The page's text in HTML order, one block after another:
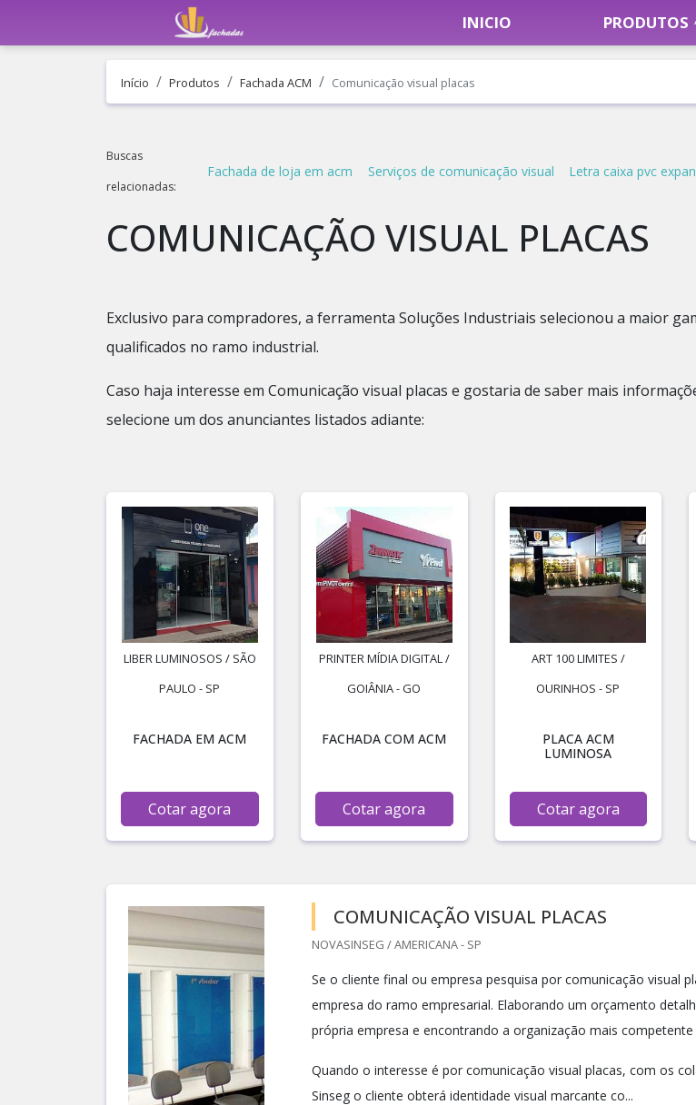
INICIO PRODUTOS
Início Produtos Fachada ACM Comunicação visual placas
Buscas
relacionadas:
Fachada de loja em acm Serviços de comunicação visual Letra caixa pvc
COMUNICAÇÃO VISUAL PLACAS
Exclusivo para compradores, a ferramenta Soluções Industriais selecionou a maior
qualificados no ramo industrial.
Caso haja interesse em Comunicação visual placas e gostaria de saber mais
selecione um dos anunciantes listados adiante:
LIBER LUMINOSOS / SÃO
PAULO - SP
FACHADA EM ACM
Cotar agora
PRINTER MÍDIA DIGITAL /
GOIÂNIA - GO
FACHADA COM ACM
Cotar agora
ART 100 LIMITES /
OURINHOS - SP
PLACA ACM
LUMINOSA
Cotar agora
COMUNICAÇÃO VISUAL PLACAS
NOVASINSEG / AMERICANA - SP
Se o cliente final ou empresa pesquisa por comunicação visual
empresa do ramo empresarial. Elaborando um orçamento
própria empresa e encontrando a organização mais
Quando o interesse é por comunicação visual placas, com os
Sinseg o cliente obterá identidade visual marcante co...